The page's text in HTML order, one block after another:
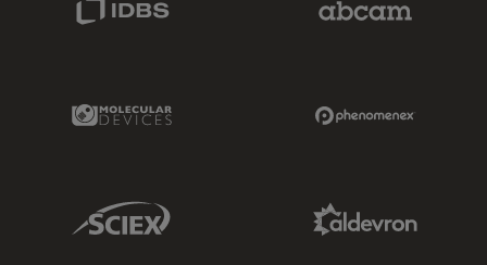
Molecular Devices Link
Sciex Link